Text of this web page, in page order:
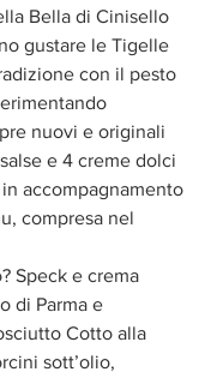
Bella di Cinisello
gustare le Tigelle
con il pesto
nuovi e originali
e 4 creme dolci
accompagnamento
compresa nel
Speck e crema
di Parma e
Cotto alla
sott’olio,